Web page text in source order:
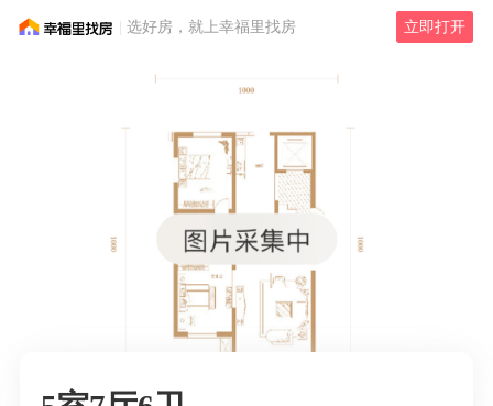
选好房，就上幸福里找房 立即打开